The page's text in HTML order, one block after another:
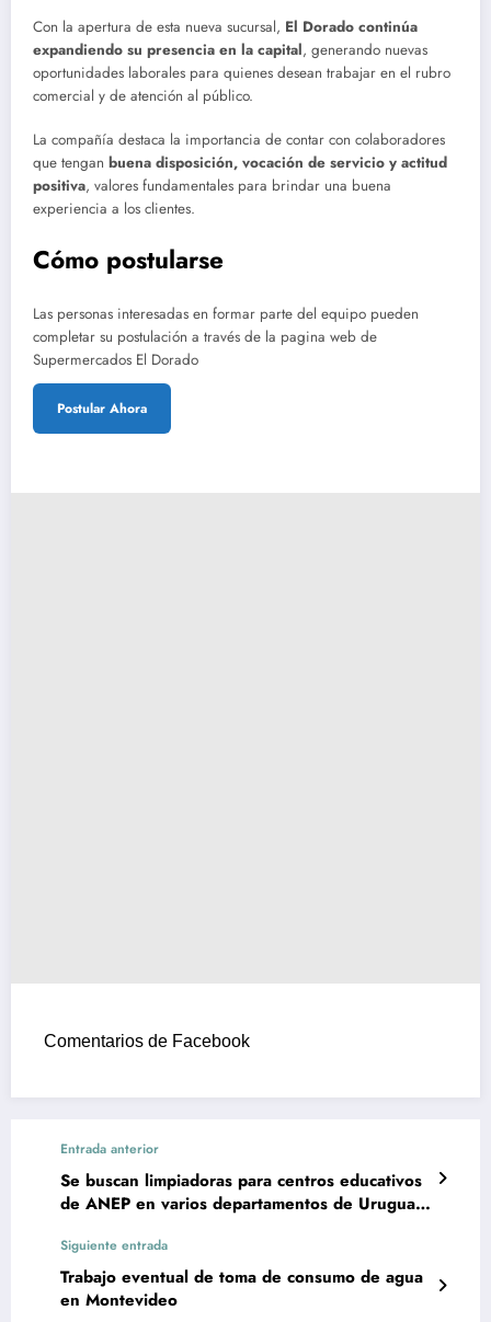
Con la apertura de esta nueva sucursal, El Dorado continúa
expandiendo su presencia en la capital, generando nuevas
oportunidades laborales para quienes desean trabajar en el rubro
comercial y de atención al público.
La compañía destaca la importancia de contar con colaboradores
que tengan buena disposición, vocación de servicio y actitud
positiva, valores fundamentales para brindar una buena
experiencia a los clientes.
Cómo postularse
Las personas interesadas en formar parte del equipo pueden
completar su postulación a través de la pagina web de
Supermercados El Dorado
Postular Ahora
Comentarios de Facebook
Entrada anterior
Se buscan limpiadoras para centros educativos
de ANEP en varios departamentos de Uruguay
Siguiente entrada
Trabajo eventual de toma de consumo de agua
en Montevideo